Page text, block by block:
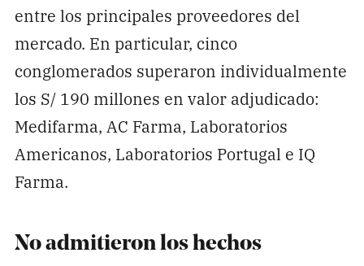
entre los principales proveedores del
mercado. En particular, cinco
conglomerados superaron individualmente
los S/ 190 millones en valor adjudicado:
Medifarma, AC Farma, Laboratorios
Americanos, Laboratorios Portugal e IQ
Farma.
No admitieron los hechos